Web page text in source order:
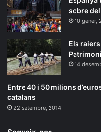
sobre
10 gener,
Els
14
Entre 40 i 50 milions
catalans
22 setembre, 2014